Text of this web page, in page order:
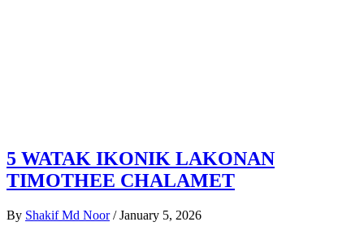
5 WATAK IKONIK LAKONAN
TIMOTHEE CHALAMET
By Shakif Md Noor / January 5, 2026